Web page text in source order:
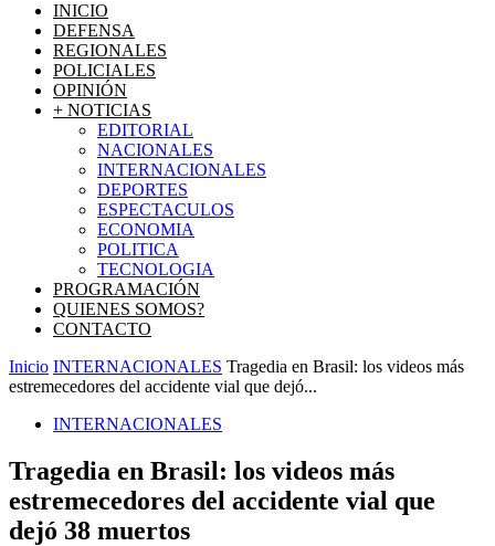
INICIO
DEFENSA
REGIONALES
POLICIALES
OPINIÓN
+ NOTICIAS
EDITORIAL
NACIONALES
INTERNACIONALES
DEPORTES
ESPECTACULOS
ECONOMIA
POLITICA
TECNOLOGIA
PROGRAMACIÓN
QUIENES SOMOS?
CONTACTO
Inicio INTERNACIONALES Tragedia en Brasil: los videos más
estremecedores del accidente vial que dejó...
INTERNACIONALES
Tragedia en Brasil: los videos más
estremecedores del accidente vial que
dejó 38 muertos